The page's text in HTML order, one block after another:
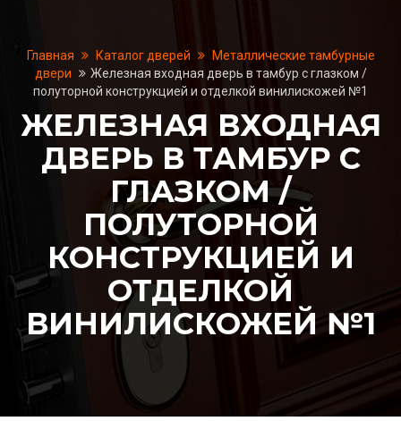
Главная Каталог дверей
Металлические тамбурные
двери
Железная входная дверь в тамбур с глазком /
полуторной конструкцией и отделкой винилискожей №1
ЖЕЛЕЗНАЯ ВХОДНАЯ
ДВЕРЬ В ТАМБУР С
ГЛАЗКОМ /
ПОЛУТОРНОЙ
КОНСТРУКЦИЕЙ И
ОТДЕЛКОЙ
ВИНИЛИСКОЖЕЙ №1